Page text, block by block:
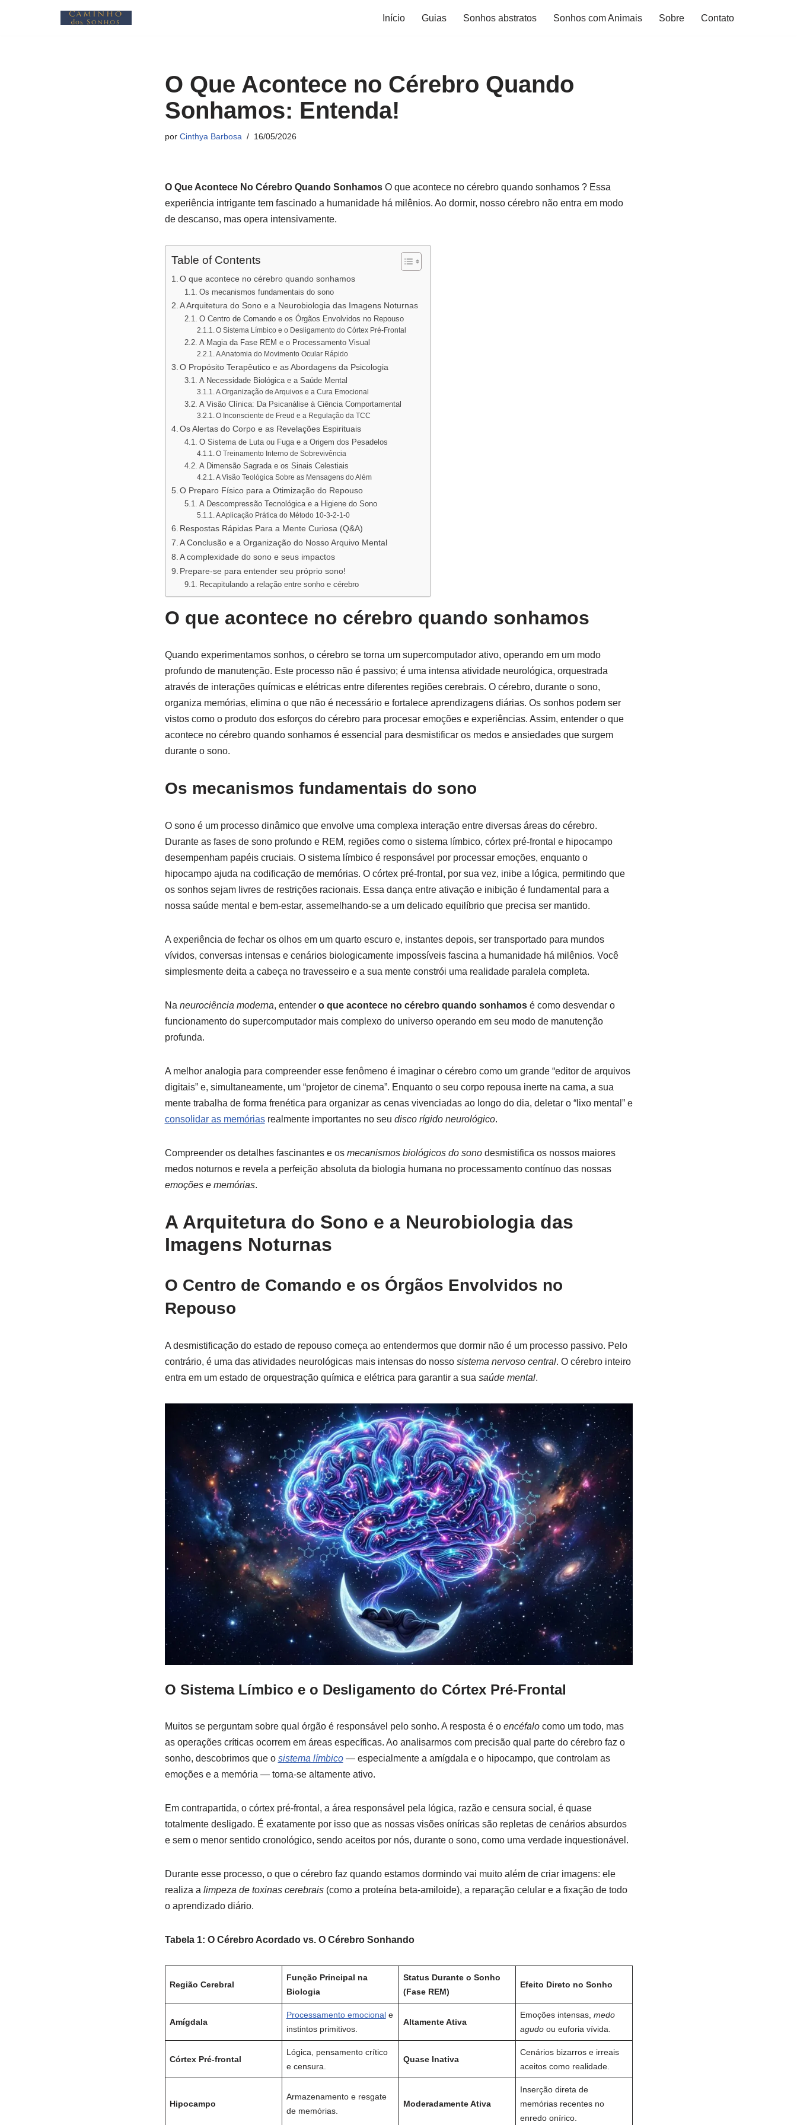
Início Guias Sonhos abstratos Sonhos com Animais Sobre Contato
O Que Acontece no Cérebro Quando
Sonhamos: Entenda!
por Cinthya Barbosa 16/05/2026
O Que Acontece No Cérebro Quando SonhamosO que acontece no cérebro quando sonhamos ? Essa
experiência intrigante tem fascinado a humanidade há milênios. Ao dormir, nosso cérebro não entra em modo
de descanso, mas opera intensivamente.
Table of Contents
O que acontece no cérebro quando sonhamos
Os mecanismos fundamentais do sono
A Arquitetura do Sono e a Neurobiologia das Imagens Noturnas
O Centro de Comando e os Órgãos Envolvidos no Repouso
O Sistema Límbico e o Desligamento do Córtex Pré-Frontal
A Magia da Fase REM e o Processamento Visual
A Anatomia do Movimento Ocular Rápido
O Propósito Terapêutico e as Abordagens da Psicologia
A Necessidade Biológica e a Saúde Mental
A Organização de Arquivos e a Cura Emocional
A Visão Clínica: Da Psicanálise à Ciência Comportamental
O Inconsciente de Freud e a Regulação da TCC
Os Alertas do Corpo e as Revelações Espirituais
O Sistema de Luta ou Fuga e a Origem dos Pesadelos
O Treinamento Interno de Sobrevivência
A Dimensão Sagrada e os Sinais Celestiais
A Visão Teológica Sobre as Mensagens do Além
O Preparo Físico para a Otimização do Repouso
A Descompressão Tecnológica e a Higiene do Sono
A Aplicação Prática do Método 10-3-2-1-0
Respostas Rápidas Para a Mente Curiosa (Q&A)
A Conclusão e a Organização do Nosso Arquivo Mental
A complexidade do sono e seus impactos
Prepare-se para entender seu próprio sono!
Recapitulando a relação entre sonho e cérebro
O que acontece no cérebro quando sonhamos
Quando experimentamos sonhos, o cérebro se torna um supercomputador ativo, operando em um modo
profundo de manutenção. Este processo não é passivo; é uma intensa atividade neurológica, orquestrada
através de interações químicas e elétricas entre diferentes regiões cerebrais. O cérebro, durante o sono,
organiza memórias, elimina o que não é necessário e fortalece aprendizagens diárias. Os sonhos podem ser
vistos como o produto dos esforços do cérebro para procesar emoções e experiências. Assim, entender o que
acontece no cérebro quando sonhamos é essencial para desmistificar os medos e ansiedades que surgem
durante o sono.
Os mecanismos fundamentais do sono
O sono é um processo dinâmico que envolve uma complexa interação entre diversas áreas do cérebro.
Durante as fases de sono profundo e REM, regiões como o sistema límbico, córtex pré-frontal e hipocampo
desempenham papéis cruciais. O sistema límbico é responsável por processar emoções, enquanto o
hipocampo ajuda na codificação de memórias. O córtex pré-frontal, por sua vez, inibe a lógica, permitindo que
os sonhos sejam livres de restrições racionais. Essa dança entre ativação e inibição é fundamental para a
nossa saúde mental e bem-estar, assemelhando-se a um delicado equilíbrio que precisa ser mantido.
A experiência de fechar os olhos em um quarto escuro e, instantes depois, ser transportado para mundos
vívidos, conversas intensas e cenários biologicamente impossíveis fascina a humanidade há milênios. Você
simplesmente deita a cabeça no travesseiro e a sua mente constrói uma realidade paralela completa.
Na neurociência moderna, entender o que acontece no cérebro quando sonhamosé como desvendar o
funcionamento do supercomputador mais complexo do universo operando em seu modo de manutenção
profunda.
A melhor analogia para compreender esse fenômeno é imaginar o cérebro como um grande “editor de arquivos
digitais” e, simultaneamente, um “projetor de cinema”. Enquanto o seu corpo repousa inerte na cama, a sua
mente trabalha de forma frenética para organizar as cenas vivenciadas ao longo do dia, deletar o “lixo mental” e
consolidar as memóriasrealmente importantes no seu disco rígido neurológico.
Compreender os detalhes fascinantes e os mecanismos biológicos do sonodesmistifica os nossos maiores
medos noturnos e revela a perfeição absoluta da biologia humana no processamento contínuo das nossas
emoções e memórias.
A Arquitetura do Sono e a Neurobiologia das
Imagens Noturnas
O Centro de Comando e os Órgãos Envolvidos no
Repouso
A desmistificação do estado de repouso começa ao entendermos que dormir não é um processo passivo. Pelo
contrário, é uma das atividades neurológicas mais intensas do nosso sistema nervoso central. O cérebro inteiro
entra em um estado de orquestração química e elétrica para garantir a sua saúde mental.
O Sistema Límbico e o Desligamento do Córtex Pré-Frontal
Muitos se perguntam sobre qual órgão é responsável pelo sonho. A resposta é o encéfalocomo um todo, mas
as operações críticas ocorrem em áreas específicas. Ao analisarmos com precisão qual parte do cérebro faz o
sonho, descobrimos que o sistema límbico— especialmente a amígdala e o hipocampo, que controlam as
emoções e a memória — torna-se altamente ativo.
Em contrapartida, o córtex pré-frontal, a área responsável pela lógica, razão e censura social, é quase
totalmente desligado. É exatamente por isso que as nossas visões oníricas são repletas de cenários absurdos
e sem o menor sentido cronológico, sendo aceitos por nós, durante o sono, como uma verdade inquestionável.
Durante esse processo, o que o cérebro faz quando estamos dormindo vai muito além de criar imagens: ele
realiza a limpeza de toxinas cerebrais(como a proteína beta-amiloide), a reparação celular e a fixação de todo
o aprendizado diário.
Tabela 1: O Cérebro Acordado vs. O Cérebro Sonhando
Região Cerebral
Função Principal na
Biologia
Status Durante o Sonho
(Fase REM)
Efeito Direto no Sonho
Amígdala
Processamento emocionale
instintos primitivos.
Altamente Ativa
Emoções intensas, medo
agudoou euforia vívida.
Córtex Pré-frontal
Lógica, pensamento crítico
e censura.
Quase Inativa
Cenários bizarros e irreais
aceitos como realidade.
Hipocampo
Armazenamento e resgate
de memórias.
Moderadamente Ativa
Inserção direta de
memórias recentes no
enredo onírico.